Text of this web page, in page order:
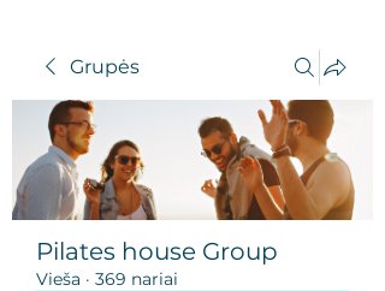
Grupės
Pilates house Group
Vieša · 369 nariai